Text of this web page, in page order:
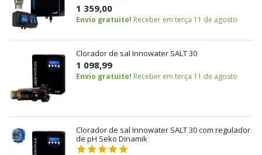
1 359,00
Envio gratuito! Receber em terça 11 de agosto
Clorador de sal Innowater SALT 30
1 098,99
Envio gratuito! Receber em terça 11 de agosto
Clorador de sal Innowater SALT 30 com regulador
de pH Seko Dinamik